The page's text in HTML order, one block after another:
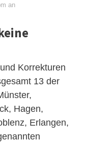
an
Korrekturen
13 der
Hagen,
Erlangen,